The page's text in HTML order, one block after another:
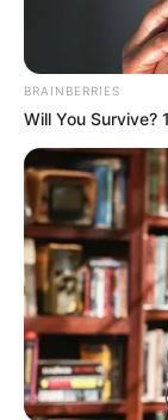
Zeit der Römer
Weltkulturerbe
faszinierenden
touristischen
BRAINBERRIES
Will You Survive?